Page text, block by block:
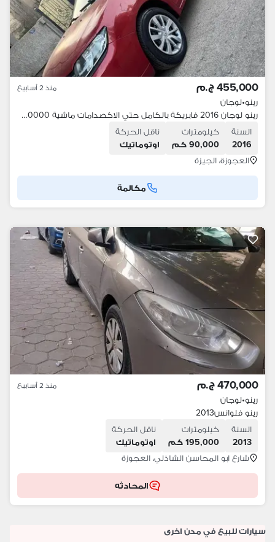
455,000 ج.م منذ 2 أسابيع
رينو•لوجان
رينو لوجان 2016 فابريكة بالكامل حتي الاكصدامات ماشية 90000 ألف ك. م
السنة
2016
كيلومترات
90,000 كم
ناقل الحركة
اوتوماتيك
العجوزة، الجيزة
مكالمة
470,000 ج.م منذ 2 أسابيع
رينو•لوجان
رينو فلوانس2013
السنة
2013
كيلومترات
195,000 كم
ناقل الحركة
اوتوماتيك
شارع ابو المحاسن الشاذلي، العجوزة
المحادثه
سيارات للبيع في مدن اخرى